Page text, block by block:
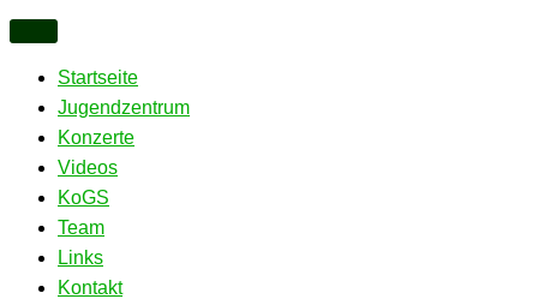
Startseite
Jugendzentrum
Konzerte
Videos
KoGS
Team
Links
Kontakt